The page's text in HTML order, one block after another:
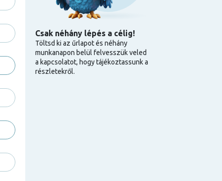
Csak néhány lépés a célig!
Töltsd ki az űrlapot és néhány
munkanapon belül felvesszük veled
a kapcsolatot, hogy tájékoztassunk a
részletekről.